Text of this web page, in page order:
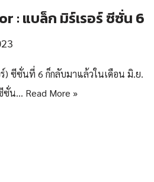
: แบล็ก มิร์เรอร์ ซีซั่น 6
) ซีซั่นที่ 6 ก็กลับมาแล้วในเดือน มิ.ย.
ซั่น… Read More »